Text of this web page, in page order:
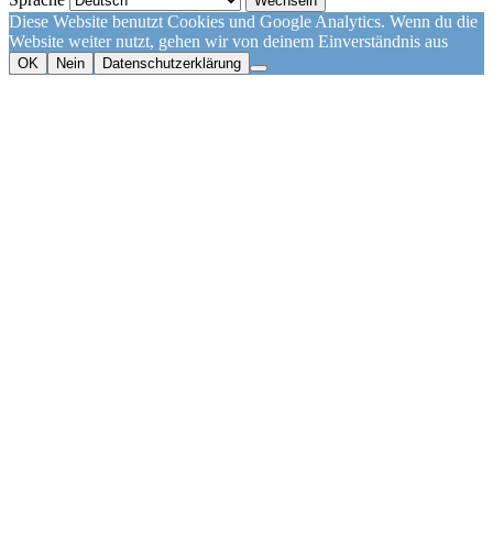
Diese Website benutzt Cookies und Google Analytics. Wenn du die
Website weiter nutzt, gehen wir von deinem Einverständnis aus
OK Nein Datenschutzerklärung